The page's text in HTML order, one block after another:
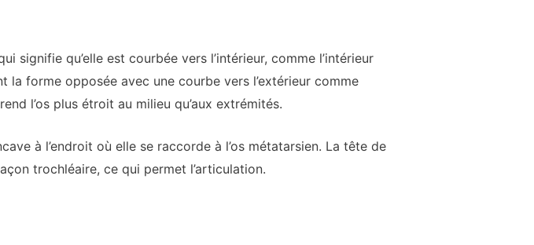
signifie qu’elle est courbée vers l’intérieur, comme l’intérieur
la forme opposée avec une courbe vers l’extérieur comme
l’os plus étroit au milieu qu’aux extrémités.
à l’endroit où elle se raccorde à l’os métatarsien. La tête de
trochléaire, ce qui permet l’articulation.